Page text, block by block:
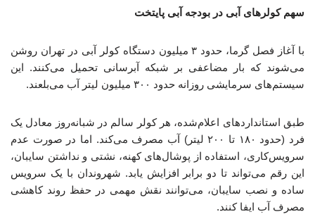
سهم کولرهای آبی در بودجه آبی پایتخت
با آغاز فصل گرما، حدود ۳ میلیون دستگاه کولر آبی در تهران روشن
می‌شوند که بار مضاعفی بر شبکه آبرسانی تحمیل می‌کنند. این
سیستم‌های سرمایشی روزانه حدود ۳۰۰ میلیون لیتر آب می‌بلعند.
طبق استانداردهای اعلام‌شده، هر کولر سالم در شبانه‌روز معادل یک
فرد (حدود ۱۸۰ تا ۲۰۰ لیتر) آب مصرف می‌کند. اما در صورت عدم
سرویس‌کاری، استفاده از پوشال‌های کهنه، نشتی و نداشتن سایبان،
این رقم می‌تواند تا دو برابر افزایش یابد. شهروندان با یک سرویس
ساده و نصب سایبان، می‌توانند نقش مهمی در حفظ روند کاهشی
مصرف آب ایفا کنند.